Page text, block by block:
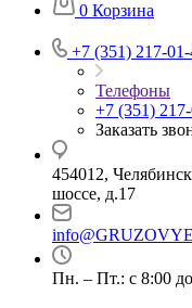
0 Корзина
+7 (351) 217-
Телефоны
+7 (351)
Заказать
454012,
шоссе, д.17
Пн. – Пт.: с 8:00